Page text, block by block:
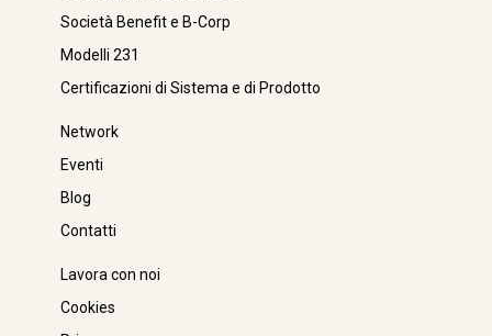
Società Benefit e B-Corp
Modelli 231
Certificazioni di Sistema e di Prodotto
Network
Eventi
Blog
Contatti
Lavora con noi
Cookies